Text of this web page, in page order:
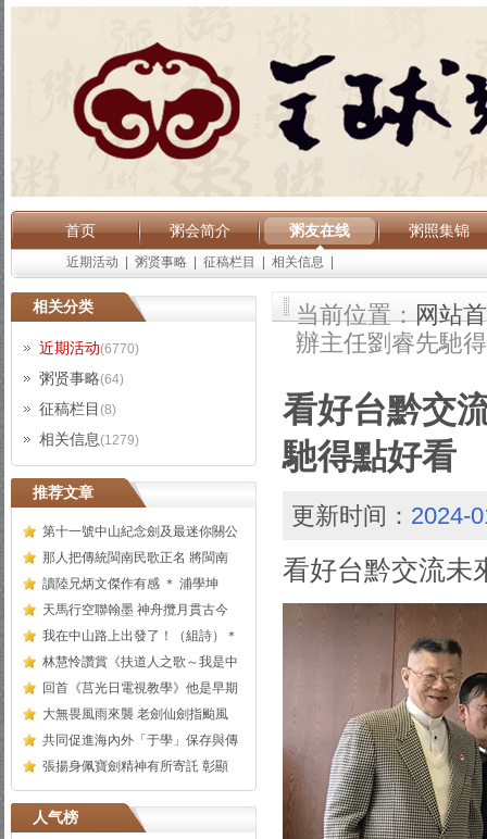
首页 粥会简介 粥友在线 粥照集锦
近期活动 粥贤事略 征稿栏目 相关信息
相关分类
近期活动(6770)
粥贤事略(64)
征稿栏目 (8)
相关信息(1279)
推荐文章
第十一號中山紀念劍及最迷你關公
那人把傳統閩南民歌正名 將閩南
讀陸兄炳文傑作有感 ＊ 浦學坤
天馬行空聯翰墨 神舟攬月貫古今
我在中山路上出發了！（組詩）＊
林慧怜讚賞《扶道人之歌～我是中
回首《莒光日電視教學》他是早期
大無畏風雨來襲 老劍仙劍指颱風
共同促進海內外「于學」保存與傳
張揚身佩寶劍精神有所寄託 彰顯
人气榜
当前位置：网站
辦主任劉睿先馳
看好台黔交
馳得點好看
更新时间： 2024-
看好台黔交流未